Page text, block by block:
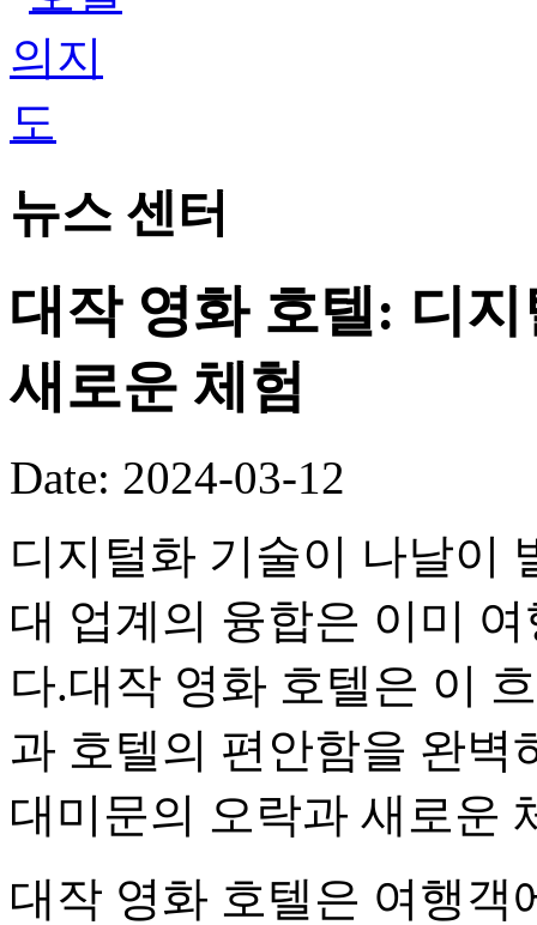
뉴스 센터
대작 영화 호텔: 디
새로운 체험
Date: 2024-03-12
디지털화 기술이 나날이
대 업계의 융합은 이미
다.대작 영화 호텔은 이
과 호텔의 편안함을 완벽
대미문의 오락과 새로운
대작 영화 호텔은 여행객